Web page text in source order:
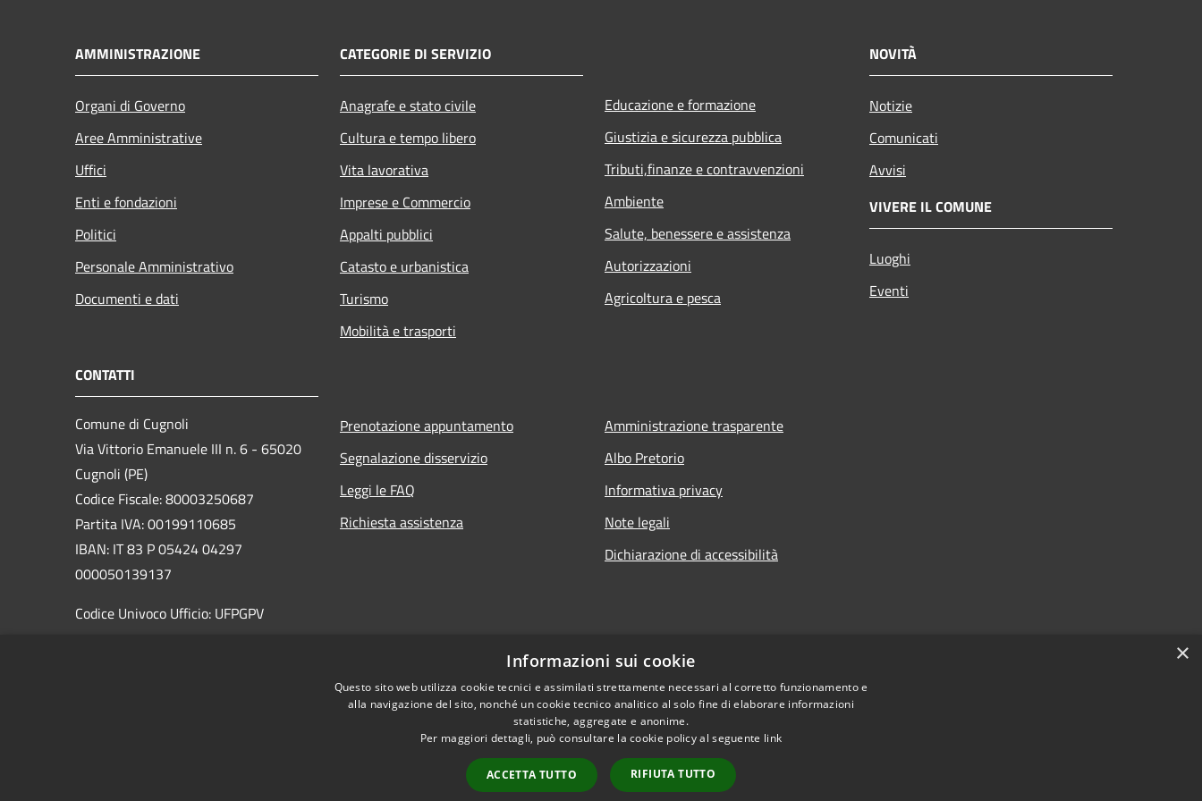
AMMINISTRAZIONE
Organi di Governo
Aree Amministrative
Uffici
Enti e fondazioni
Politici
Personale Amministrativo
Documenti e dati
CATEGORIE DI SERVIZIO
Anagrafe e stato civile
Cultura e tempo libero
Vita lavorativa
Imprese e Commercio
Appalti pubblici
Catasto e urbanistica
Turismo
Mobilità e trasporti
Educazione e formazione
Giustizia e sicurezza pubblica
Tributi,finanze e contravvenzioni
Ambiente
Salute, benessere e assistenza
Autorizzazioni
Agricoltura e pesca
NOVITÀ
Notizie
Comunicati
Avvisi
VIVERE IL COMUNE
Luoghi
Eventi
CONTATTI
Comune di Cugnoli
Via Vittorio Emanuele III n. 6 - 65020
Cugnoli (PE)
Codice Fiscale: 80003250687
Partita IVA: 00199110685
IBAN: IT 83 P 05424 04297
000050139137
Codice Univoco Ufficio: UFPGPV
Prenotazione appuntamento
Segnalazione disservizio
Leggi le FAQ
Richiesta assistenza
Amministrazione trasparente
Albo Pretorio
Informativa privacy
Note legali
Dichiarazione di accessibilità
×
Informazioni sui cookie
Questo sito web utilizza cookie tecnici e assimilati strettamente necessari al corretto funzionamento e
alla navigazione del sito, nonché un cookie tecnico analitico al solo fine di elaborare informazioni
statistiche, aggregate e anonime.
Per maggiori dettagli, può consultare la cookie policy al seguente link
ACCETTA TUTTO RIFIUTA TUTTO